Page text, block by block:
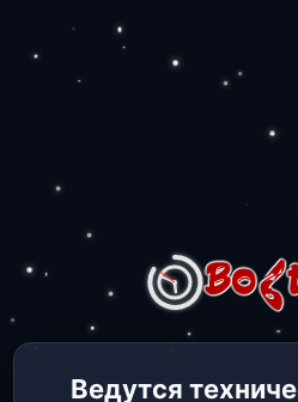
Ведутся